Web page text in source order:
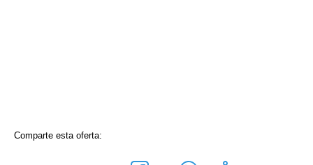
Comparte esta oferta: